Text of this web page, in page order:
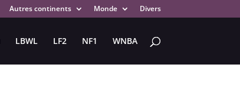
Autres continents Monde Divers
LBWL LF2 NF1 WNBA